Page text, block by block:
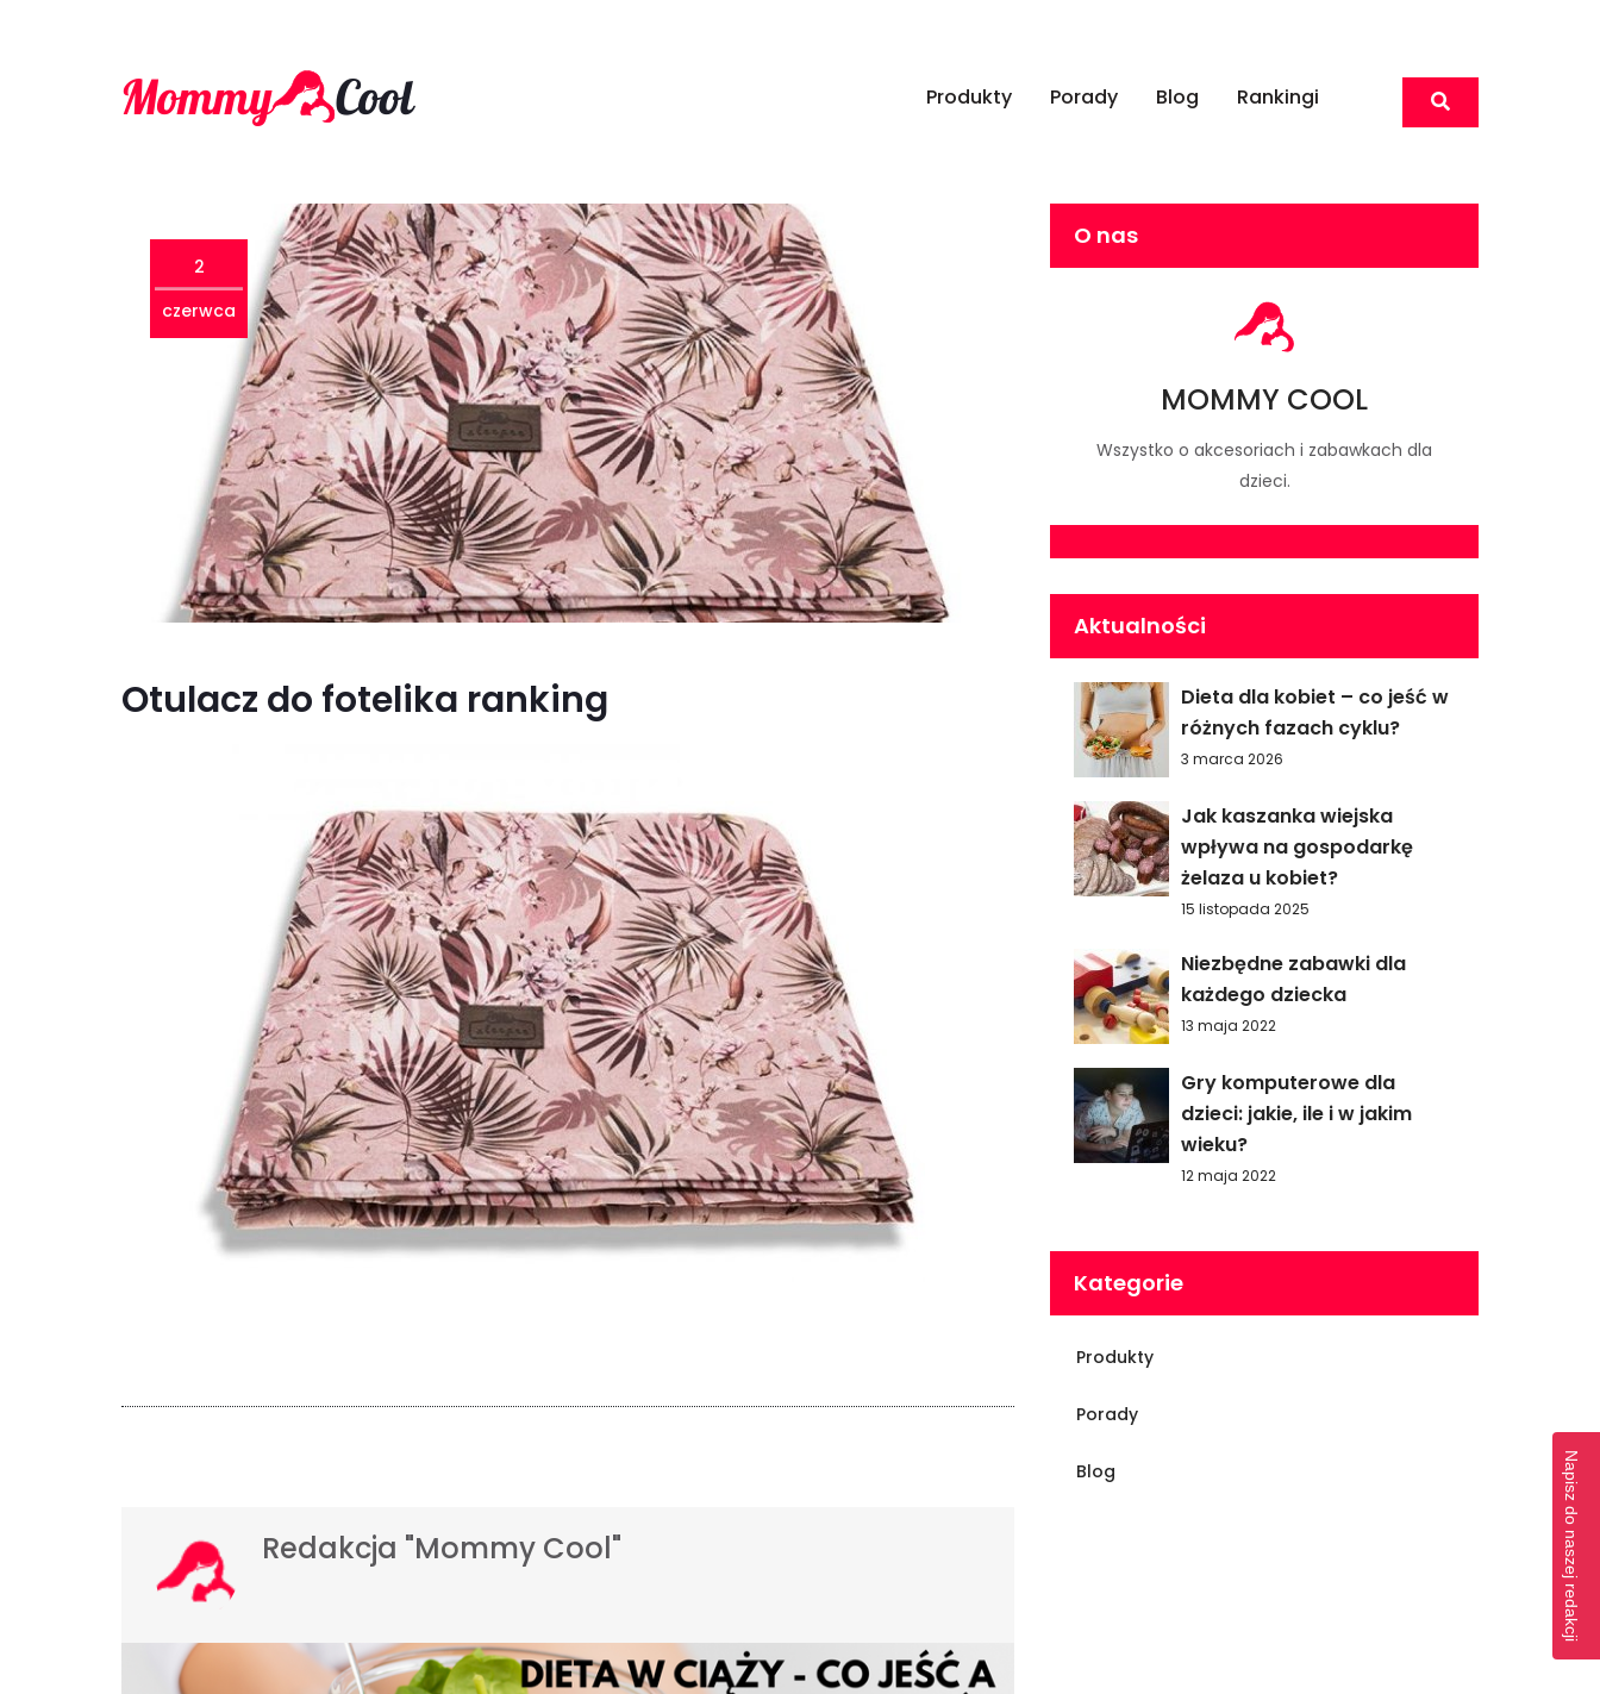
Produkty Porady Blog Rankingi
2
czerwca
Otulacz do fotelika ranking
Redakcja "Mommy Cool"
O nas
MOMMY COOL
Wszystko o akcesoriach i zabawkach dla
dzieci.
Aktualności
Dieta dla kobiet – co jeść w
różnych fazach cyklu?
3 marca 2026
Jak kaszanka wiejska
wpływa na gospodarkę
żelaza u kobiet?
15 listopada 2025
Niezbędne zabawki dla
każdego dziecka
13 maja 2022
Gry komputerowe dla
dzieci: jakie, ile i w jakim
wieku?
12 maja 2022
Kategorie
Produkty
Porady
Blog Napisz do naszej redakcji